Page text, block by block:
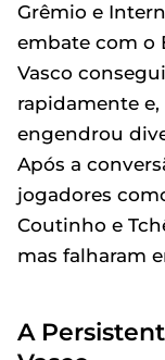
Grêmio e
embate com o
Vasco
rapidamente
engendrou
Após a
jogadores
Coutinho e
mas falharam
A